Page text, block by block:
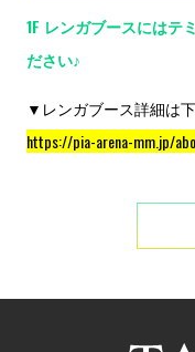
1F レンガブースにはテ
ださい♪
▼レンガブース詳細は
https://pia-arena-mm.jp/